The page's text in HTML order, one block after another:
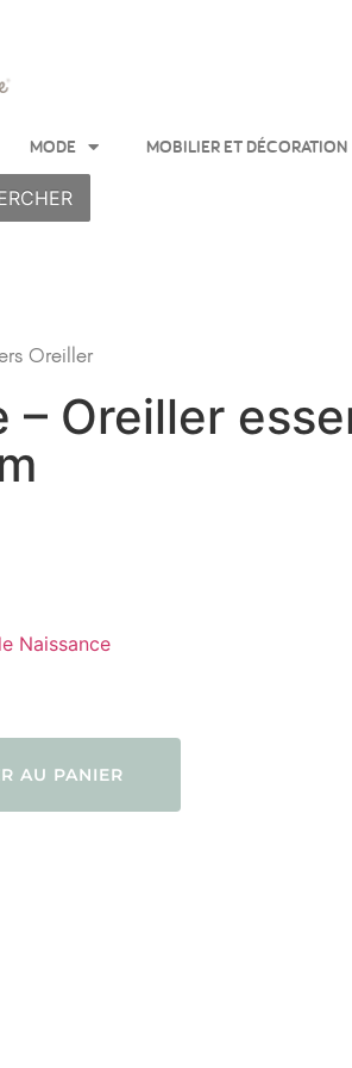
MODE MOBILIER ET DÉCORATION
Oreiller
– Oreiller
Naissance
AU PANIER